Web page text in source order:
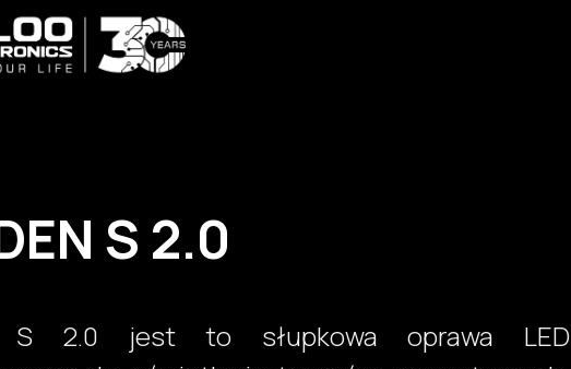
S 2.0 jest to słupkowa oprawa LED
S 2.0